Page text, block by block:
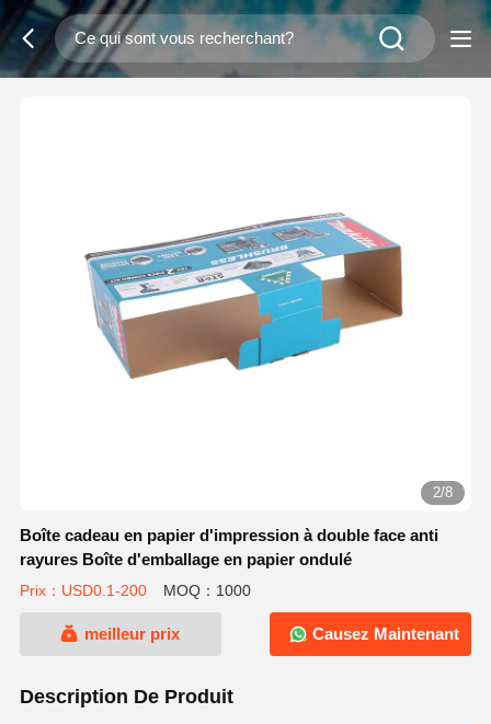
2/8
Boîte cadeau en papier d'impression à double face anti
rayures Boîte d'emballage en papier ondulé
Prix：USD0.1-200 MOQ：1000
meilleur prix Causez Maintenant
Description De Produit